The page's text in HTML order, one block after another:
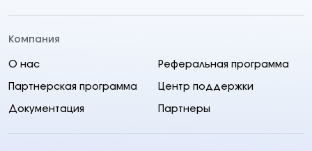
Компания
О нас Реферальная программа
Партнерская программа Центр поддержки
Документация Партнеры